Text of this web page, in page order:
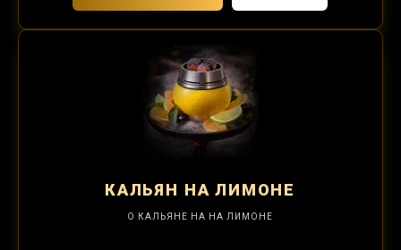
КАЛЬЯН НА ЛИМОНЕ
О КАЛЬЯНЕ НА НА ЛИМОНЕ